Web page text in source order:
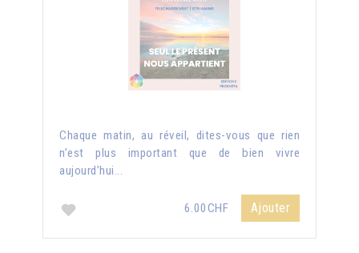
Chaque matin, au réveil, dites-vous que rien
n’est plus important que de bien vivre
aujourd’hui...
6.00CHF Ajouter